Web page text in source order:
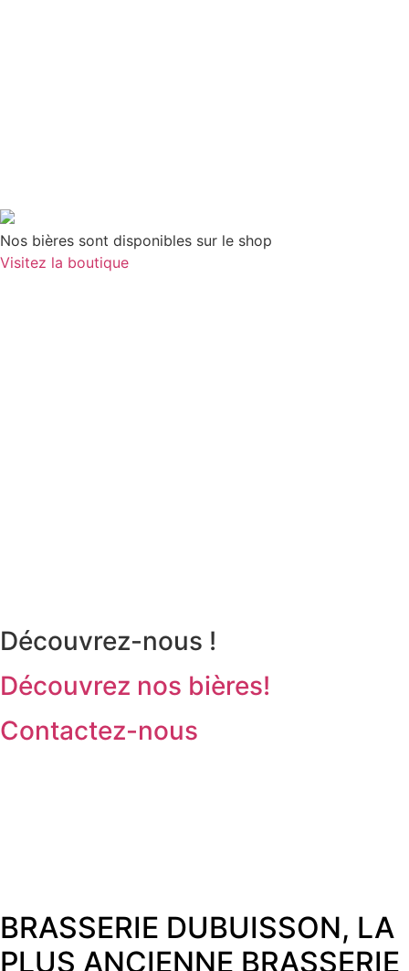
Nos bières sont disponibles sur le shop
Visitez la boutique
Découvrez-nous !
Découvrez nos bières!
Contactez-nous
BRASSERIE DUBUISSON, LA
PLUS ANCIENNE BRASSERIE